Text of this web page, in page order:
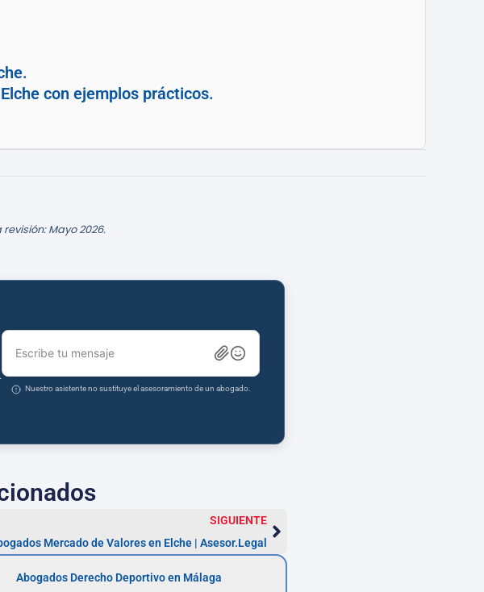
con ejemplos prácticos.
Mayo 2026.
Escribe tu mensaje
Nuestro asistente no sustituye el asesoramiento de un abogado.
SIGUIENTE
Mercado de Valores en Elche | Asesor.Legal
Abogados Derecho Deportivo en Málaga